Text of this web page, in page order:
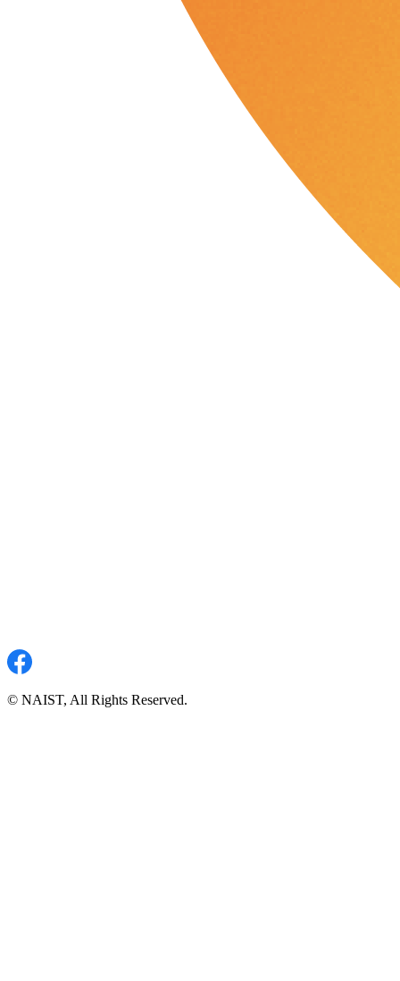
© NAIST, All Rights Reserved.